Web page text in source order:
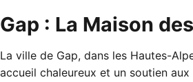
Gap : La Maison
La ville de Gap, dans les Hautes-
accueil chaleureux et un soutien